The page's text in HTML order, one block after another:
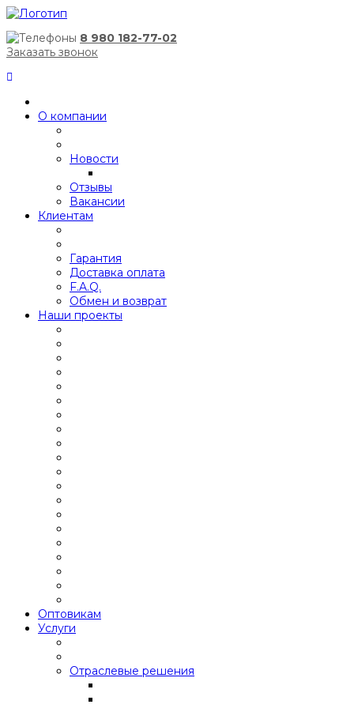
8 980 182-77-02
Заказать звонок
О компании
Новости
Отзывы
Вакансии
Клиентам
Гарантия
Доставка оплата
F.A.Q.
Обмен и возврат
Наши проекты
Оптовикам
Услуги
Отраслевые решения